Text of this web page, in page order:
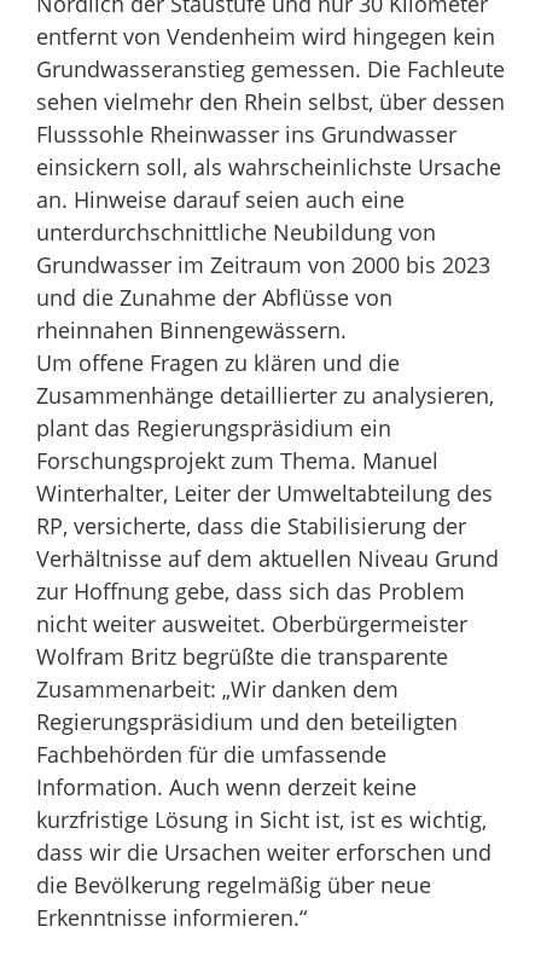
entfernt von Vendenheim wird hingegen kein
Grundwasseranstieg gemessen. Die Fachleute
sehen vielmehr den Rhein selbst, über dessen
Flusssohle Rheinwasser ins Grundwasser
einsickern soll, als wahrscheinlichste Ursache
an. Hinweise darauf seien auch eine
unterdurchschnittliche Neubildung von
Grundwasser im Zeitraum von 2000 bis 2023
und die Zunahme der Abflüsse von
rheinnahen Binnengewässern.
Um offene Fragen zu klären und die
Zusammenhänge detaillierter zu analysieren,
plant das Regierungspräsidium ein
Forschungsprojekt zum Thema. Manuel
Winterhalter, Leiter der Umweltabteilung des
RP, versicherte, dass die Stabilisierung der
Verhältnisse auf dem aktuellen Niveau Grund
zur Hoffnung gebe, dass sich das Problem
nicht weiter ausweitet. Oberbürgermeister
Wolfram Britz begrüßte die transparente
Zusammenarbeit: „Wir danken dem
Regierungspräsidium und den beteiligten
Fachbehörden für die umfassende
Information. Auch wenn derzeit keine
kurzfristige Lösung in Sicht ist, ist es wichtig,
dass wir die Ursachen weiter erforschen und
die Bevölkerung regelmäßig über neue
Erkenntnisse informieren.“